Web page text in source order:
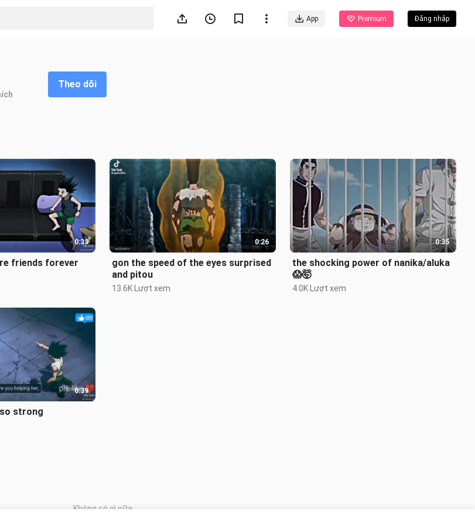
App Premium Đăng nhập
Theo dõi
0:33
friends forever
0:26
gon the speed of the eyes surprised
and pitou
13.6K Lượt xem
0:35
the shocking power of nanika/aluka
😱🤯
4.0K Lượt xem
0:39
strong
Không có gì nữa